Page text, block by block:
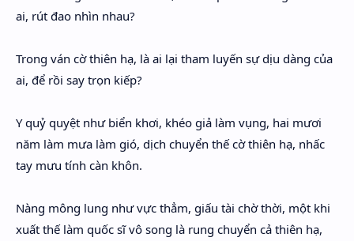
ai, rút đao nhìn nhau?
Trong ván cờ thiên hạ, là ai lại tham luyến sự dịu dàng của
ai, để rồi say trọn kiếp?
Y quỷ quyệt như biển khơi, khéo giả làm vụng, hai mươi
năm làm mưa làm gió, dịch chuyển thế cờ thiên hạ, nhấc
tay mưu tính càn khôn.
Nàng mông lung như vực thẳm, giấu tài chờ thời, một khi
xuất thế làm quốc sĩ vô song là rung chuyển cả thiên hạ,